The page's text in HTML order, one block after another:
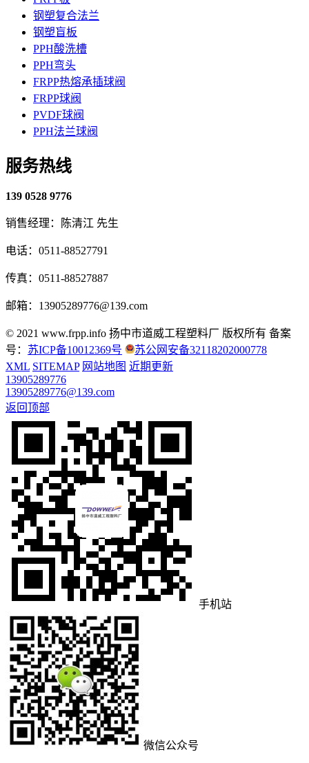
钢塑复合法兰
钢塑盲板
PPH酸洗槽
PPH弯头
FRPP热熔承插球阀
FRPP球阀
PVDF球阀
PPH法兰球阀
服务热线
139 0528 9776
销售经理：陈清江 先生
电话：0511-88527791
传真：0511-88527887
邮箱：13905289776@139.com
© 2021 www.frpp.info 扬中市道威工程塑料厂 版权所有 备案
号： 苏ICP备10012369号
苏公网安备32118202000778
XML SITEMAP 网站地图 近期更新
13905289776
13905289776@139.com
返回顶部
手机站
微信公众号